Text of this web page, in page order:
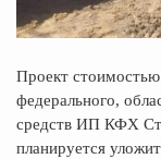
Проект
федерального,
средств ИП КФХ
планируется